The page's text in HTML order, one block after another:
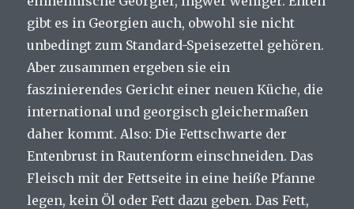
gibt es in Georgien auch, obwohl sie nicht
unbedingt zum Standard-Speisezettel gehören.
Aber zusammen ergeben sie ein
faszinierendes Gericht einer neuen Küche, die
international und georgisch gleichermaßen
daher kommt. Also: Die Fettschwarte der
Entenbrust in Rautenform einschneiden. Das
Fleisch mit der Fettseite in eine heiße Pfanne
legen, kein Öl oder Fett dazu geben. Das Fett,